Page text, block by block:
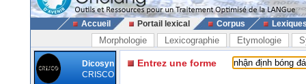
Accueil Portail lexical Corpus
Morphologie Lexicographie Etymologie
Dicosyn
CRISCO
Entrez une forme